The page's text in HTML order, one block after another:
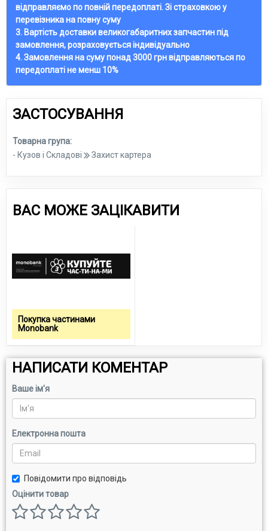
відправляємо по повній передоплаті. Зі страховкою у
перевізника на повну суму
3. Вартість доставки великогабаритних запчастин під
замовлення, розраховується індивідуально
4. Замовлення на суму понад 3000 грн відправляються по
передоплаті не менш 10%
ЗАСТОСУВАННЯ
Товарна група:
- Кузов і Складові
Захист картера
ВАС МОЖЕ ЗАЦІКАВИТИ
Покупка частинами
Monobank
НАПИСАТИ КОМЕНТАР
Ваше ім'я
Електронна пошта
Повідомити про відповідь
Оцінити товар